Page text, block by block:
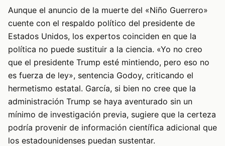
Aunque el anuncio de la muerte del «Niño Guerrero»
cuente con el respaldo político del presidente de
Estados Unidos, los expertos coinciden en que la
política no puede sustituir a la ciencia. «Yo no creo
que el presidente Trump esté mintiendo, pero eso no
es fuerza de ley», sentencia Godoy, criticando el
hermetismo estatal. García, si bien no cree que la
administración Trump se haya aventurado sin un
mínimo de investigación previa, sugiere que la certeza
podría provenir de información científica adicional que
los estadounidenses puedan sustentar.